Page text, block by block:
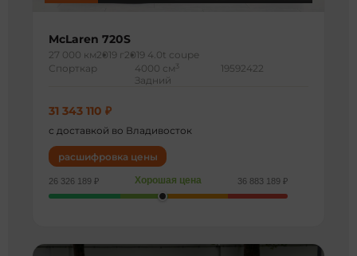
McLaren 720S
27 000 км2019 г 2019 4.0t coupe
Спорткар
4000 см 3
Задний
19592422
31 343 110 ₽
с доставкой во Владивосток
расшифровка цены
26 326 189 ₽ Хорошая цена 36 883 189 ₽